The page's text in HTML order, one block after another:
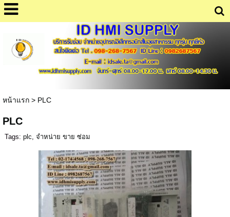
หน้าแรก> PLC
PLC
Tags: plc จำหน่าย ขาย ซ่อม